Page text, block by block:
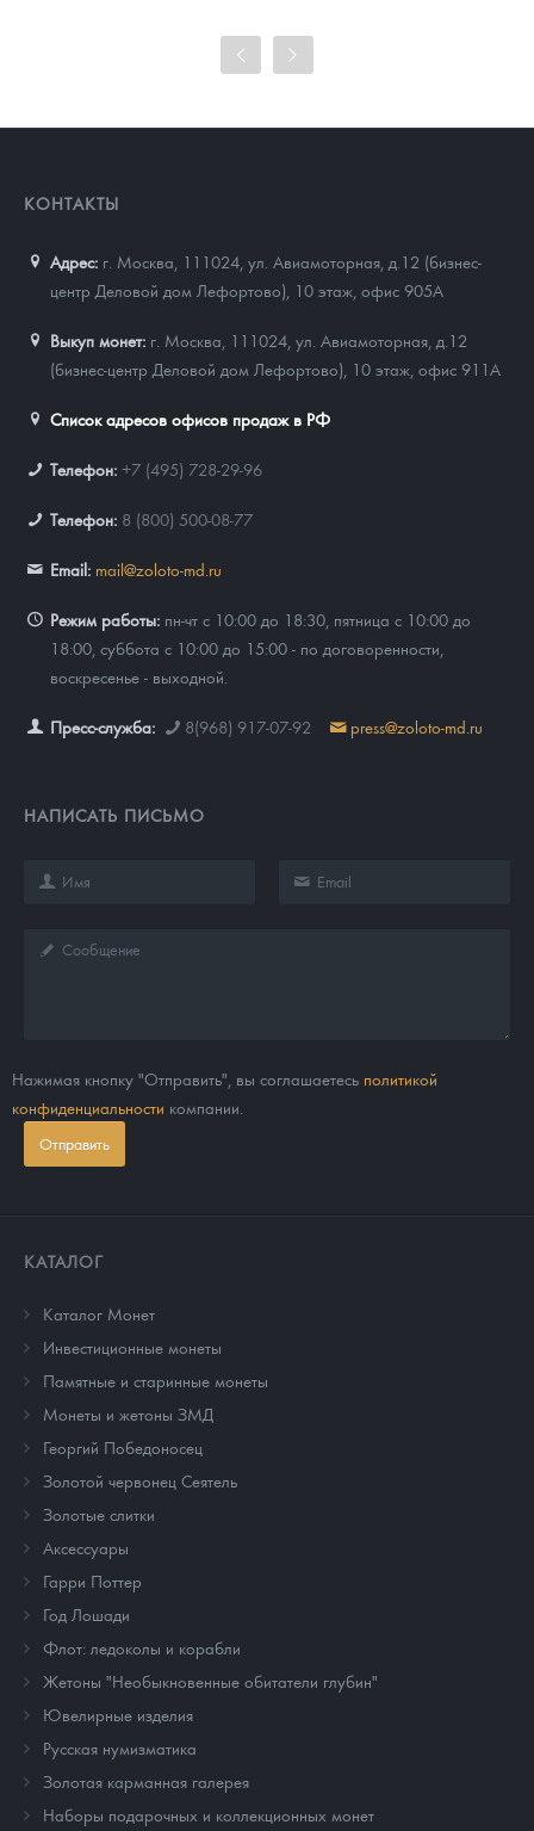
Цена выкупа
КОНТАКТЫ
Адрес: г. Москва, 111024 ул. Авиамоторная, д.12 (бизнес-
центр Деловой дом Лефортово), 10 этаж, офис 905А
Выкуп монет: г. Москва, 111024, ул. Авиамоторная, д.12
(бизнес-центр Деловой дом Лефортово), 10 этаж, офис 911А
Список адресов офисов продаж в РФ
Телефон: +7 (495) 728-29-96
Телефон: 8 (800) 500-08-77
Email: mail@zoloto-md.ru
Режим работы: пн-чт с 10:00 до 18:30, пятница с 10:00 до
18:00, суббота с 10:00 до 15:00 - по договоренности,
воскресенье - выходной.
Пресс-служба: 8(968) 917-07-92 press@zoloto-md.ru
НАПИСАТЬ ПИСЬМО
Нажимая кнопку "Отправить", вы соглашаетесь политикой
конфиденциальности компании.
Отправить
КАТАЛОГ
Каталог Монет
Инвестиционные монеты
Памятные и старинные монеты
Монеты и жетоны ЗМД
Георгий Победоносец
Золотой червонец Сеятель
Золотые слитки
Аксессуары
Гарри Поттер
Год Лошади
Флот: ледоколы и корабли
Жетоны "Необыкновенные обитатели глубин"
Ювелирные изделия
Русская нумизматика
Золотая карманная галерея
Наборы подарочных и коллекционных монет